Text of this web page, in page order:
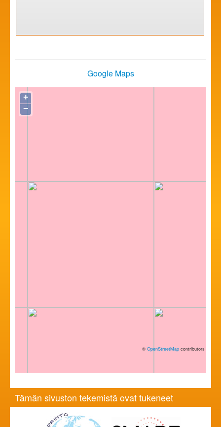
Google Maps
+
−
© OpenStreetMap contributors
Tämän sivuston tekemistä ovat tukeneet